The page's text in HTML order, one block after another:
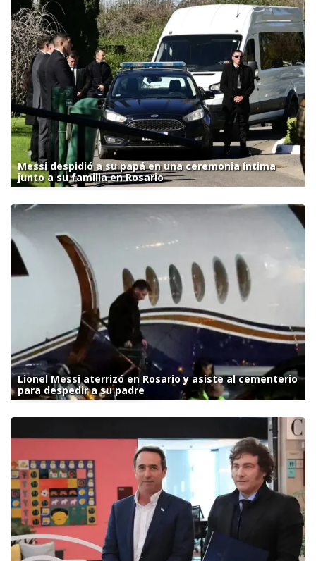
Messi despidió a su papá en una ceremonia íntima
junto a su familia en Rosario
Lionel Messi aterrizó en Rosario y asiste al cementerio
para despedir a su padre